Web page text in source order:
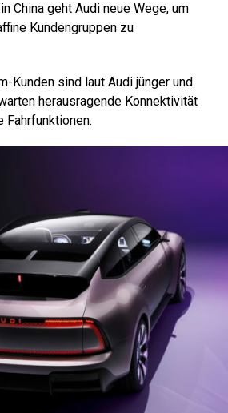
China geht Audi neue Wege, um
Kundengruppen zu
Kunden sind laut Audi jünger und
herausragende Konnektivität